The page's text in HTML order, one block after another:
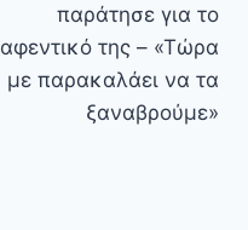
παράτησε για το
αφεντικό της – «Τώρα
με παρακαλάει να τα
ξαναβρούμε»